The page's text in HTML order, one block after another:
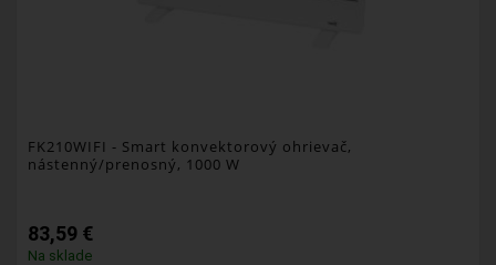
FK210WIFI - Smart konvektorový ohrievač,
nástenný/prenosný, 1000 W
83,59 €
Na sklade